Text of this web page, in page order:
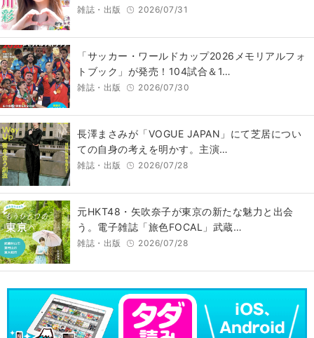
雑誌・出版 2026/07/31
「サッカー・ワールドカップ2026メモリアルフォ
トブック」が発売！104試合＆1…
雑誌・出版 2026/07/30
長澤まさみが「VOGUE JAPAN」にて芝居につい
ての自身の考えを明かす。主演…
雑誌・出版 2026/07/28
元HKT48・矢吹奈子が東京の新たな魅力と出会
う。電子雑誌「旅色FOCAL」武蔵…
雑誌・出版 2026/07/28